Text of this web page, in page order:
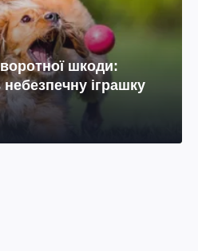
шкоди:
іграшку